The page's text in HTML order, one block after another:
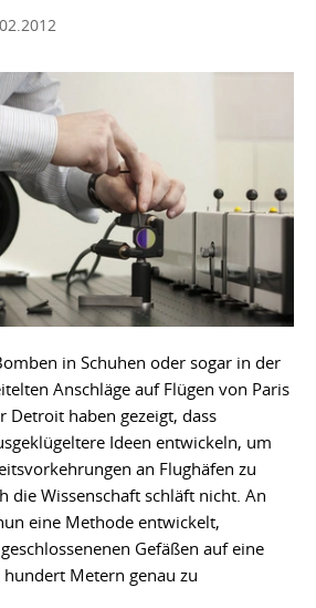
in Schuhen oder sogar in der
Anschläge auf Flügen von Paris
Detroit haben gezeigt, dass
Ideen entwickeln, um
an Flughäfen zu
die Wissenschaft schläft nicht. An
eine Methode entwickelt,
Gefäßen auf eine
Metern genau zu